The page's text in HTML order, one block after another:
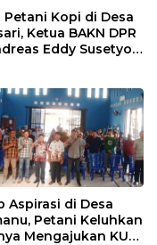
Petani Kopi di Desa
Ketua BAKN DPR
Eddy Susetyo
1,5 Kilometer
Aspirasi di Desa
Petani Keluhkan
Mengajukan KUR